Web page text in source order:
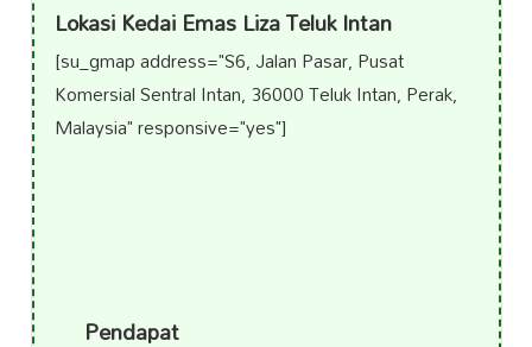
Lokasi Kedai Emas Liza Teluk Intan
[su_gmap address="S6, Jalan Pasar, Pusat
Komersial Sentral Intan, 36000 Teluk Intan, Perak,
Malaysia" responsive="yes"]
Pendapat